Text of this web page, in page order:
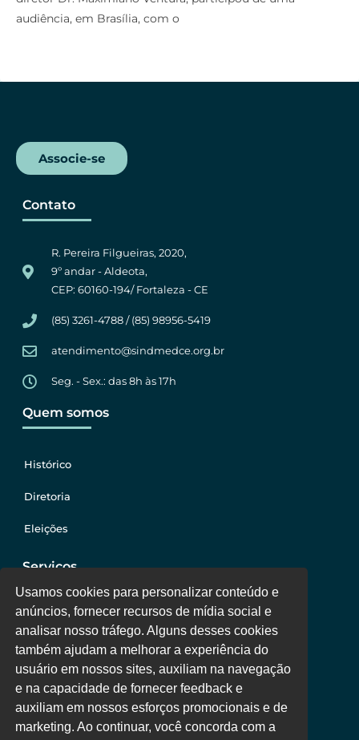
e
b
t
t
t
s
e
g
audiência, em Brasília, com o
Associe-se
Contato
R. Pereira Filgueiras, 2020,
9º andar - Aldeota,
CEP: 60160-194/ Fortaleza - CE
(85) 3261-4788 / (85) 98956-5419
atendimento@sindmedce.org.br
Seg. - Sex.: das 8h às 17h
Quem somos
Histórico
Diretoria
Eleições
Serviços
Jurídico
Oportunidades
Clube de Vantagens
Área Colaborador
Usamos cookies para personalizar conteúdo e
anúncios, fornecer recursos de mídia social e
analisar nosso tráfego. Alguns desses cookies
também ajudam a melhorar a experiência do
usuário em nossos sites, auxiliam na navegação
e na capacidade de fornecer feedback e
auxiliam em nossos esforços promocionais e de
marketing. Ao continuar, você concorda com a